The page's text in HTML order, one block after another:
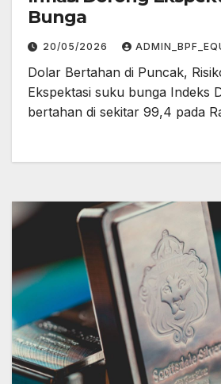
Bunga
20/05/2026
Dolar Bertahan di Puncak,
Ekspektasi suku bunga Indeks
bertahan di sekitar 99,4 pada